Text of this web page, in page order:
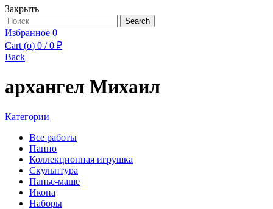
Закрыть
Search
for:
Search
Избранное 0
Cart (o) 0 / 0 ₽
Back
архангел Михаил
Категории
Все работы
Панно
Коллекционная игрушка
Скульптура
Папье-маше
Икона
Наборы